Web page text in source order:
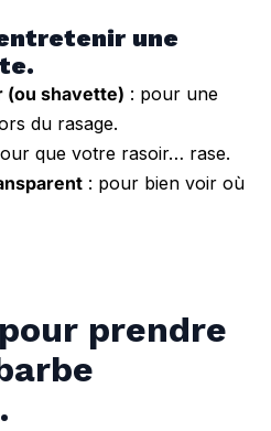
une
(ou shavette) : pour une
du rasage.
que votre rasoir… rase.
: pour bien voir où
prendre